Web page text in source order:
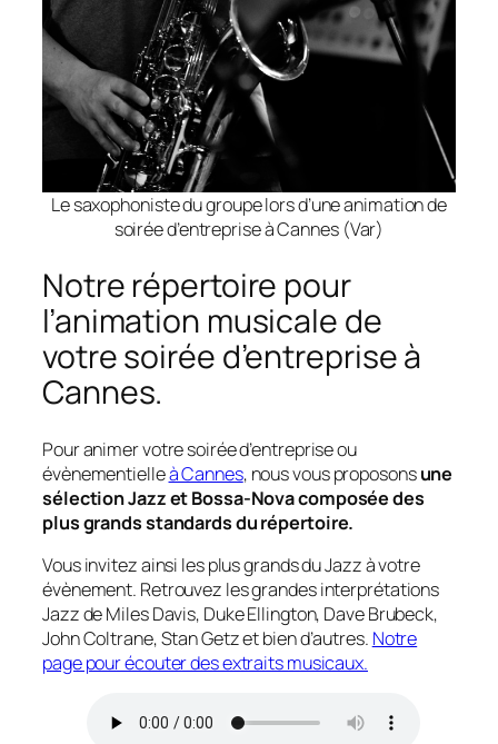
Le saxophoniste du groupe lors d’une animation de
soirée d’entreprise à Cannes (Var)
Notre répertoire pour
l’animation musicale de
votre soirée d’entreprise à
Cannes.
Pour animer votre soirée d’entreprise ou
évènementielleà Cannes, nous vous proposonsune
sélection Jazz et Bossa-Nova composée des
plus grands standards du répertoire.
Vous invitez ainsi les plus grands du Jazz à votre
évènement. Retrouvez les grandes interprétations
Jazz de Miles Davis, Duke Ellington, Dave Brubeck,
John Coltrane, Stan Getz et bien d’autres. Notre
page pour écouter des extraits musicaux.